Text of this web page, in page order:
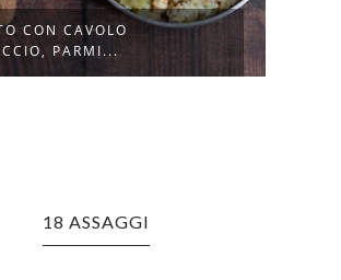
CON CAVOLO
PARMI...
18 ASSAGGI